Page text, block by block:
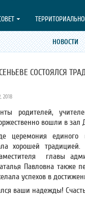
НОВОСТИ
СОСТОЯЛСЯ
2018
родителей,
вошли в зал
церемония единого
хорошей
главы
Павловна также
успехов в
ваши надежды!